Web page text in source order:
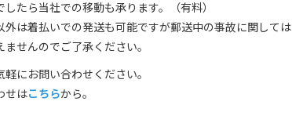
したら当社での移動も承ります。（有料）
外は着払いでの発送も可能ですが郵送中の事故に関しては
ませんのでご了承ください。
軽にお問い合わせください。
せはこちらから。